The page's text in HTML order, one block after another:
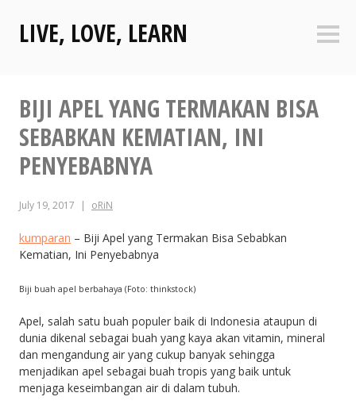
contentLIVE, LOVE, LEARN
BIJI APEL YANG TERMAKAN BISA
SEBABKAN KEMATIAN, INI
PENYEBABNYA
July 19, 2017 oRiN
kumparan – Biji Apel yang Termakan Bisa Sebabkan
Kematian, Ini Penyebabnya
Biji buah apel berbahaya (Foto: thinkstock)
Apel, salah satu buah populer baik di Indonesia ataupun di
dunia dikenal sebagai buah yang kaya akan vitamin, mineral
dan mengandung air yang cukup banyak sehingga
menjadikan apel sebagai buah tropis yang baik untuk
menjaga keseimbangan air di dalam tubuh.